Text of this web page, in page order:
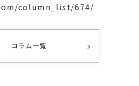
column_list/674/
コラム一覧